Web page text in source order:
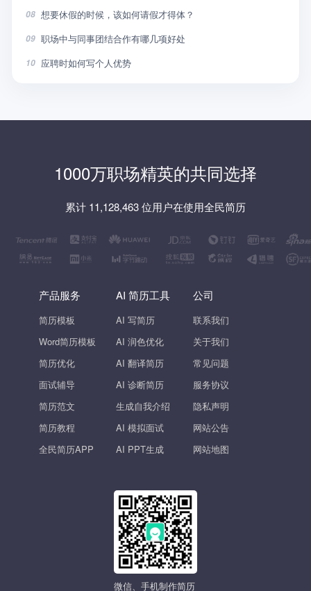
08 想要休假的时候，该如何请假才得体？
09 职场中与同事团结合作有哪几项好处
10 应聘时如何写个人优势
1000万职场精英的共同选择
累计 11,128,463 位用户在使用全民简历
产品服务
简历模板
Word简历模板
简历优化
面试辅导
简历范文
简历教程
全民简历APP
AI 简历工具
AI 写简历
AI 润色优化
AI 翻译简历
AI 诊断简历
生成自我介绍
AI 模拟面试
AI PPT生成
公司
联系我们
关于我们
常见问题
服务协议
隐私声明
网站公告
网站地图
微信、手机制作简历